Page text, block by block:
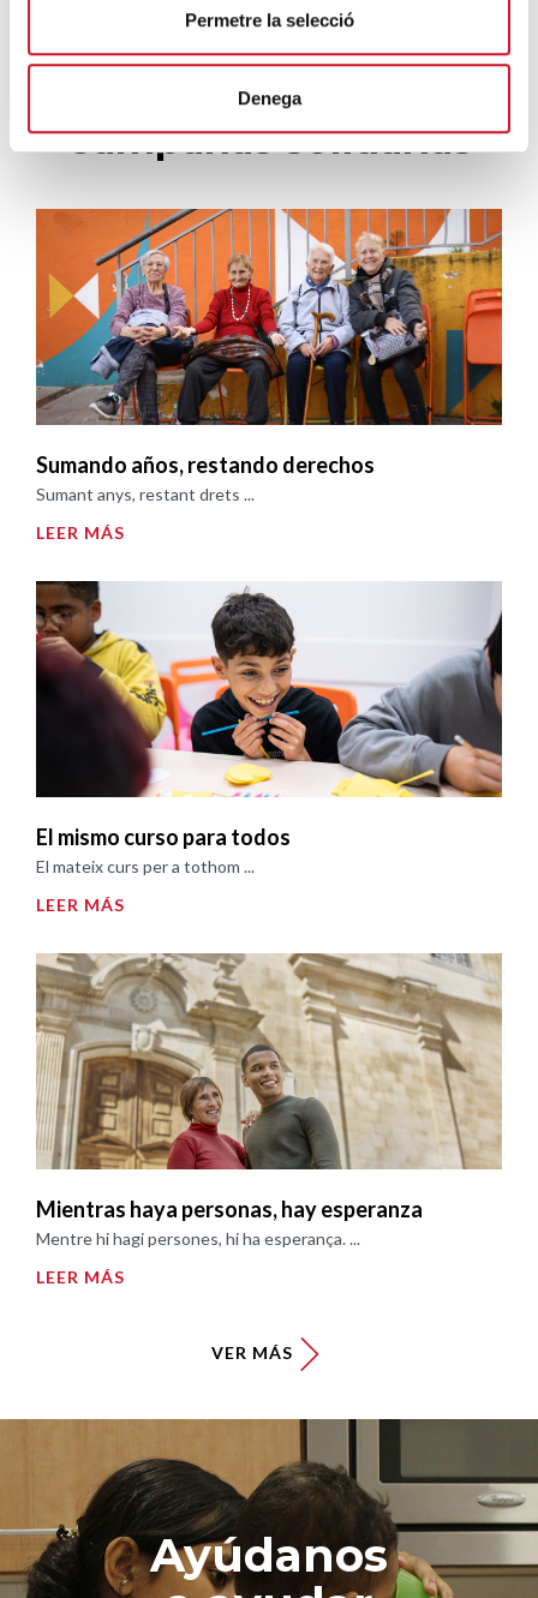
Permetre la selecció
Denega
Campañas solidarias
Sumando años, restando derechos
Sumant anys, restant drets ...
LEER MÁS
El mismo curso para todos
El mateix curs per a tothom ...
LEER MÁS
Mientras haya personas, hay esperanza
Mentre hi hagi persones, hi ha esperança. ...
LEER MÁS
VER MÁS
Ayúdanos